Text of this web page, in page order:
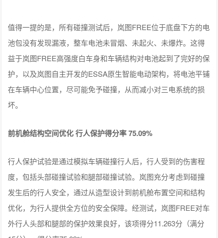
值得一提的是，所有碰撞测试后，岚图FREE位于底盘下方的电
池包没有发现漏液，整车电池未冒烟、未起火、未爆炸。这得
益于岚图FREE高强度白车身和车辆结构对电池起到了完好的保
护，以及岚图自主开发的ESSA原生智能电动架构，将电池平铺
在车辆中心位置，尽可能免予碰撞，从而减小对三电系统的损
坏。
前机舱结构空间优化 行人保护得分率 75.09%
行人保护试验是通过模拟车辆碰撞行人后，行人受到的伤害程
度，包括头部碰撞试验和腿部碰撞试验。岚图充分考虑到碰撞
发生后的行人安全，通过从造型设计到前机舱布置空间和结构
优化，为行人提供全方位的安全保障。经测试，岚图FREE对车
外行人头部和腿部的保护效果良好，该项得分11.263分（满分